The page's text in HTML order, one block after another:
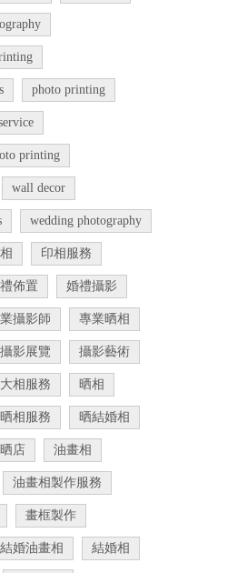
photo printing
printing
wall decor
wedding photography
印相服務
佈置 婚禮攝影
攝影師 專業晒相
攝影展覽 攝影藝術
相服務 晒相
晒相服務 晒結婚相
店 油畫相
油畫相製作服務
畫框製作
結婚油畫相 結婚相